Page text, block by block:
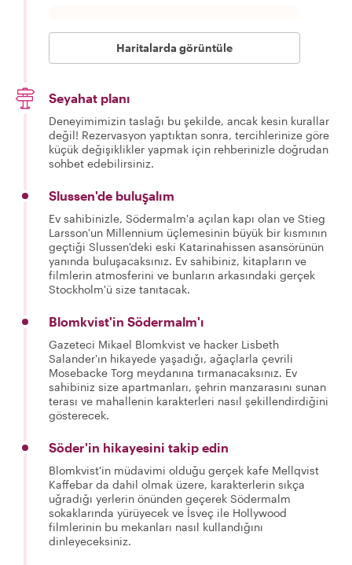
Haritalarda görüntüle
Seyahat planı
Deneyimimizin taslağı bu şekilde, ancak kesin kurallar
değil! Rezervasyon yaptıktan sonra, tercihlerinize göre
küçük değişiklikler yapmak için rehberinizle doğrudan
sohbet edebilirsiniz.
Slussen'de buluşalım
Ev sahibinizle, Södermalm'a açılan kapı olan ve Stieg
Larsson'un Millennium üçlemesinin büyük bir kısmının
geçtiği Slussen'deki eski Katarinahissen asansörünün
yanında buluşacaksınız. Ev sahibiniz, kitapların ve
filmlerin atmosferini ve bunların arkasındaki gerçek
Stockholm'ü size tanıtacak.
Blomkvist'in Södermalm'ı
Gazeteci Mikael Blomkvist ve hacker Lisbeth
Salander'ın hikayede yaşadığı, ağaçlarla çevrili
Mosebacke Torg meydanına tırmanacaksınız. Ev
sahibiniz size apartmanları, şehrin manzarasını sunan
terası ve mahallenin karakterleri nasıl şekillendirdiğini
gösterecek.
Söder'in hikayesini takip edin
Blomkvist'in müdavimi olduğu gerçek kafe Mellqvist
Kaffebar da dahil olmak üzere, karakterlerin sıkça
uğradığı yerlerin önünden geçerek Södermalm
sokaklarında yürüyecek ve İsveç ile Hollywood
filmlerinin bu mekanları nasıl kullandığını
dinleyeceksiniz.